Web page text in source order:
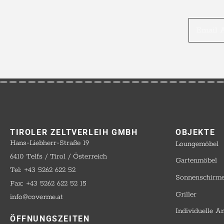
TIROLER ZELTVERLEIH GMBH
Hans-Liebherr-Straße 19
6410 Telfs / Tirol / Österreich
Tel: +43 5262 622 52
Fax: +43 5262 622 52 15
info@coverme.at
ÖFFNUNGSZEITEN
OBJEKTE​
Loungemöbel
Gartenmöbel
Griller
Individuelle